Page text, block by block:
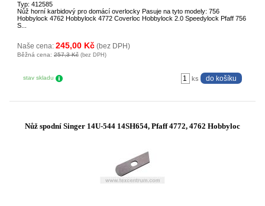
Typ: 412585
Nůž horní karbidový pro domácí overlocky Pasuje na tyto modely: 756
Hobbylock 4762 Hobbylock 4772 Coverloc Hobbylock 2.0 Speedylock Pfaff 756
S...
Naše cena: 245,00 Kč (bez DPH)
Běžná cena: 257,3 Kč (bez DPH)
stav skladu ks
Nůž spodní Singer 14U-544 14SH654, Pfaff 4772, 4762 Hobbyloc